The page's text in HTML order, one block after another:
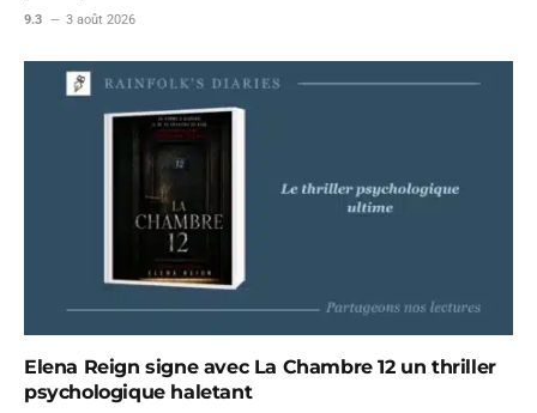
9.3 3 août 2026
Elena Reign signe avec La Chambre 12 un thriller
psychologique haletant